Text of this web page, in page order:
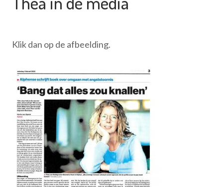
Klik dan op de afbeelding.